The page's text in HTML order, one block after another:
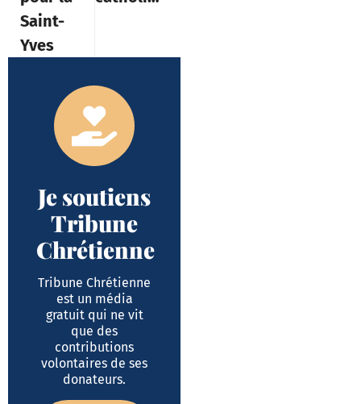
Saint-
Yves
Je soutiens
Tribune
Chrétienne
Tribune Chrétienne
est un média
gratuit qui ne vit
que des
contributions
volontaires de ses
donateurs.